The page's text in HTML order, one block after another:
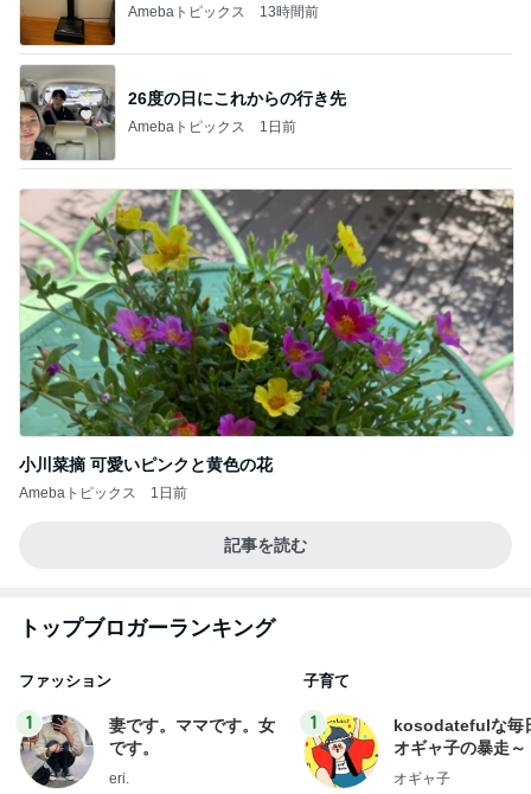
Amebaトピックス 13時間前
26度の日にこれからの行き先
Amebaトピックス 1日前
小川菜摘 可愛いピンクと黄色の花
Amebaトピックス 1日前
記事を読む
トップブロガーランキング
ファッション
1
妻です。ママです。女
です。
eri.
子育て
1
kosodatefulな毎
オギャ子の暴走～
オギャ子